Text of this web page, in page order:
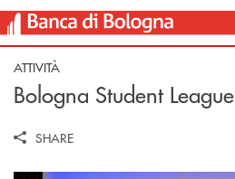
Salta al contenuto principale
ATTIVITÀ
Bologna Student League
SHARE